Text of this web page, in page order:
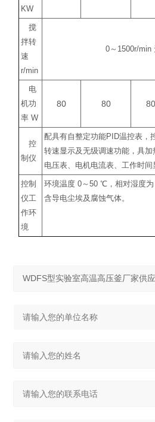
KW
搅
拌转
速
r/min
0～ 1500r/min
电
机功
率 W
80 80 80
控
制仪
配具有自整定功能PID温控表，
转速显示及无级调速功能，具
电压表、电机电流表、工作时间
控制
仪工
作环
境
环境温度 0～50℃ ，相对湿度为
含导电尘埃及腐蚀气体。